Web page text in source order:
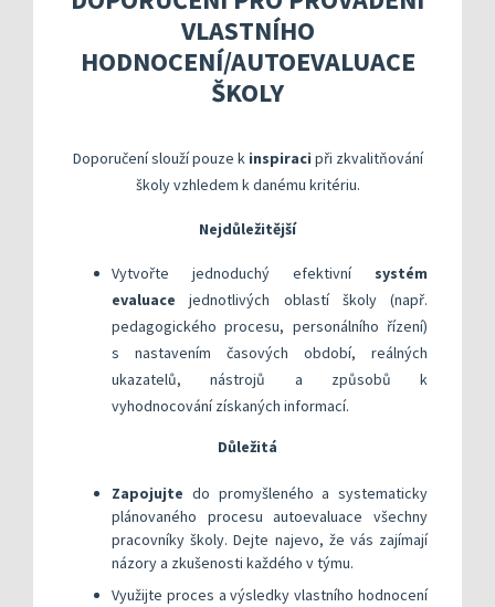
Další náměty pro realizaci vlastního hodnocení
Přehled nástrojů podle kritérií
Aktivní škola – podpora
Vybrané nástroje pro realizaci externího
KOMPAS s mentorskou podporou: Cílená
Publikace s
VLASTNÍHO
HODNOCENÍ/AUTOEVALUACE
ŠKOLY
Doporučení slouží pouze k inspiraci při zkvalitňování
školy vzhledem k danému kritériu.
Nejdůležitější
Vytvořte jednoduchý efektivní systém
evaluace jednotlivých oblastí školy (např.
pedagogického procesu, personálního řízení)
s nastavením časových období, reálných
ukazatelů, nástrojů a způsobů k
vyhodnocování získaných informací.
Důležitá
Zapojujte do promyšleného a systematicky
plánovaného procesu autoevaluace všechny
pracovníky školy. Dejte najevo, že vás zajímají
názory a zkušenosti každého v týmu.
​Využijte proces a výsledky vlastního hodnocení